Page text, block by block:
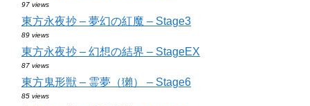
97 views
東方永夜抄 – 夢幻の紅魔 – Stage3
89 views
東方永夜抄 – 幻想の結界 – StageEX
87 views
東方鬼形獣 – 霊夢（獺） – Stage6
85 views